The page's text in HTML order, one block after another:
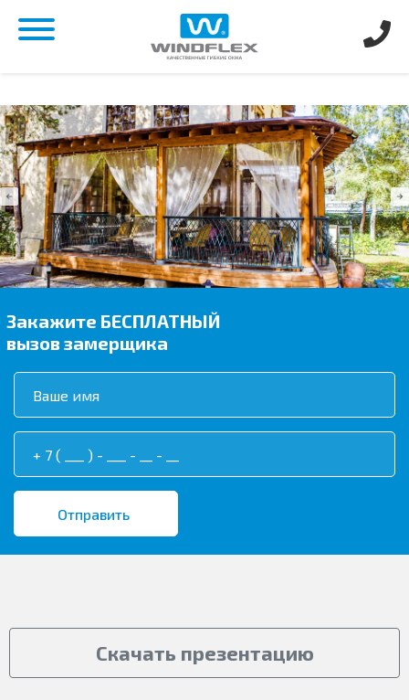
Закажите БЕСПЛАТНЫЙ
вызов замерщика
Скачать презентацию